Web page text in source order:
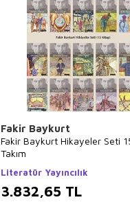
Fakir Baykurt
Fakir Baykurt Hikayeler Seti
Takım
Literatür Yayıncılık
3.832,65 TL